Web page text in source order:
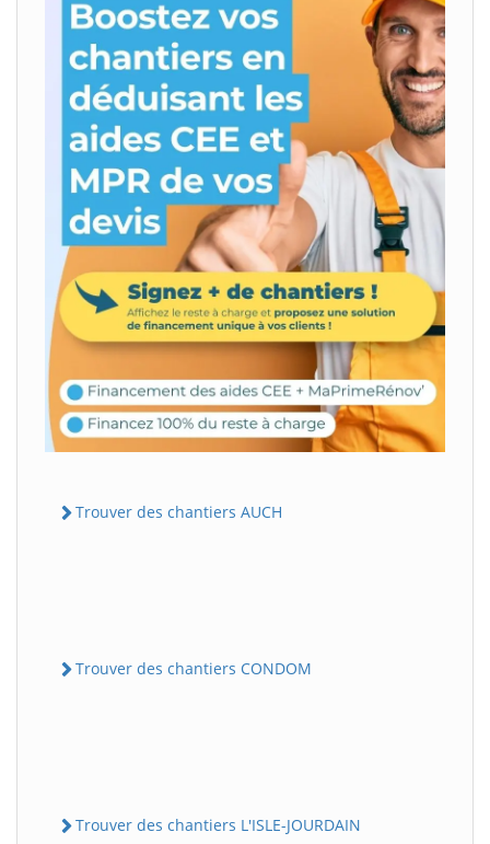
Trouver des chantiers AUCH
Trouver des chantiers CONDOM
Trouver des chantiers L'ISLE-JOURDAIN